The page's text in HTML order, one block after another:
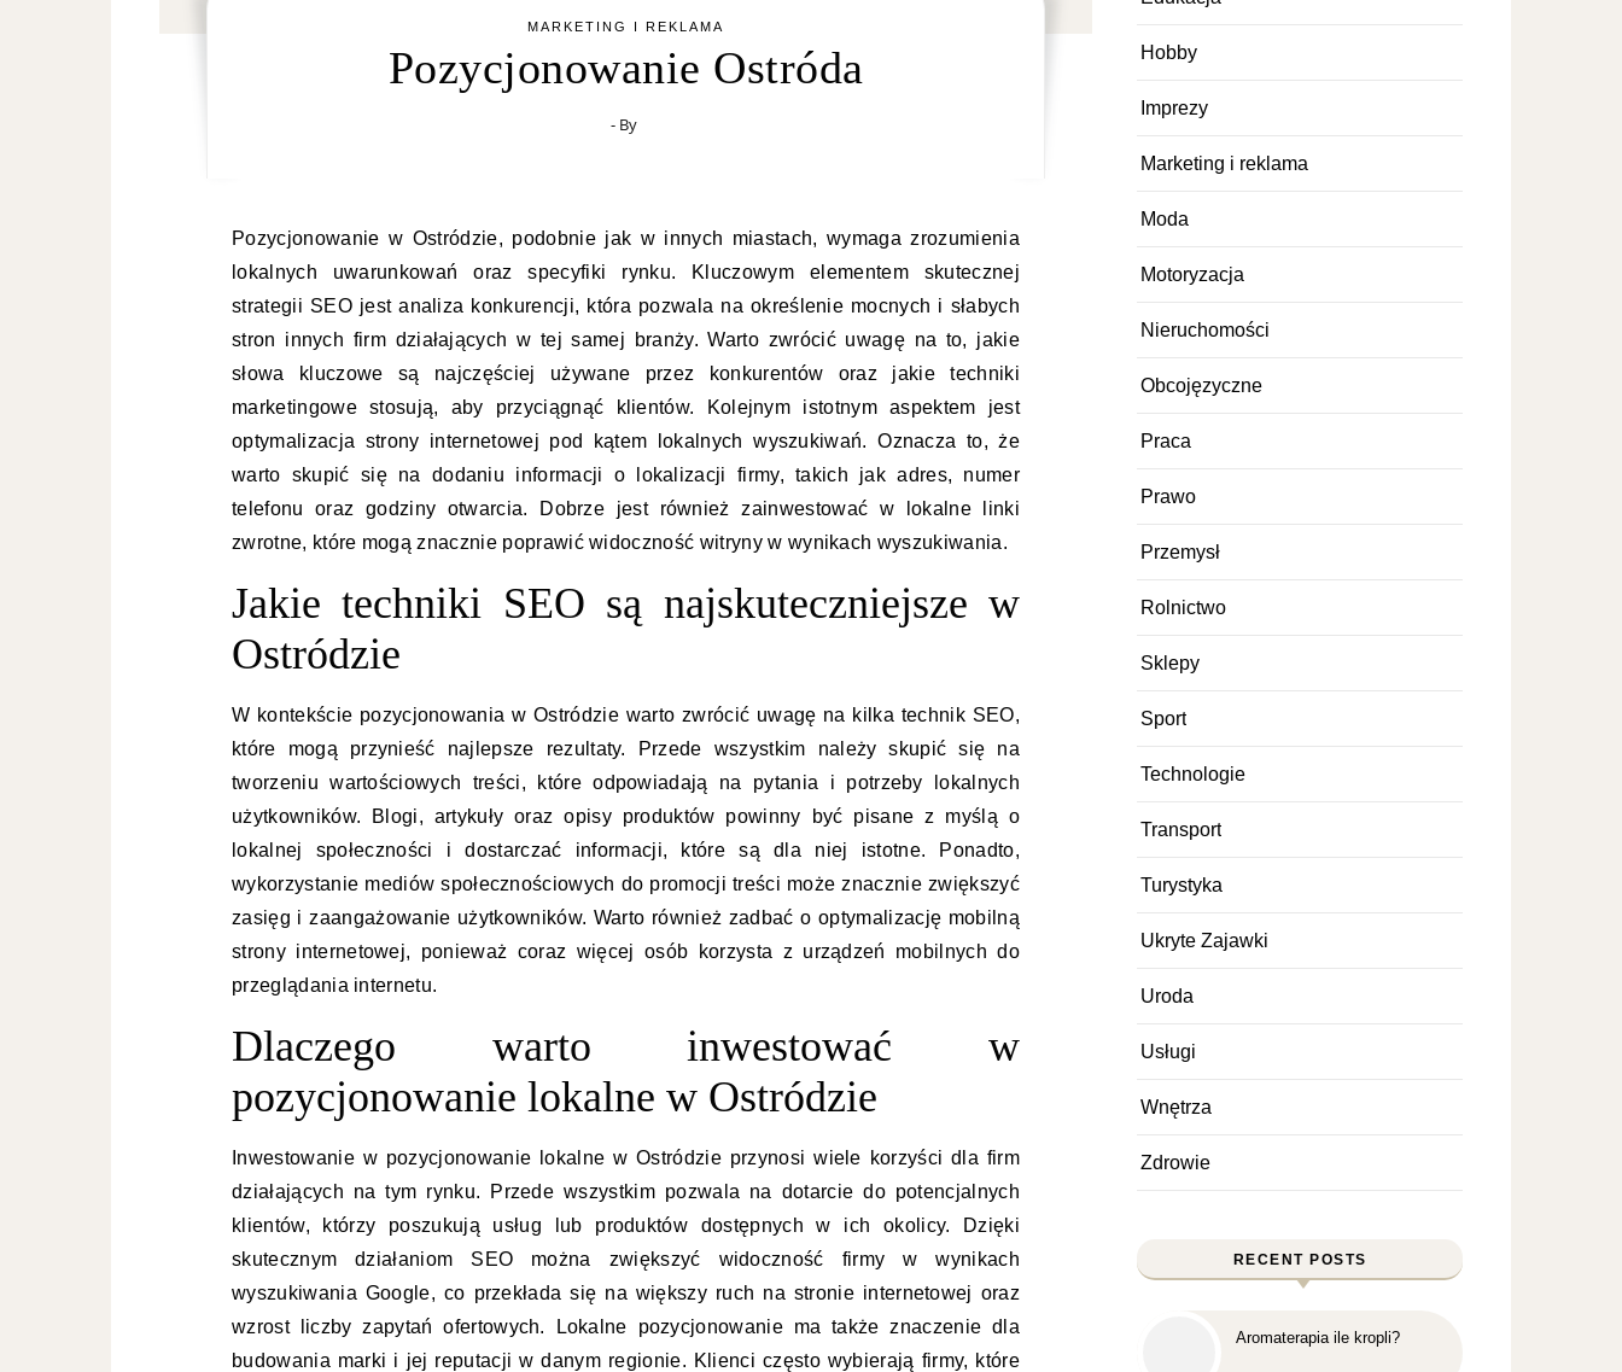
MARKETING I REKLAMA
Pozycjonowanie Ostróda
- By
Pozycjonowanie w Ostródzie, podobnie jak w innych miastach, wymaga zrozumienia
lokalnych uwarunkowań oraz specyfiki rynku. Kluczowym elementem skutecznej
strategii SEO jest analiza konkurencji, która pozwala na określenie mocnych i słabych
stron innych firm działających w tej samej branży. Warto zwrócić uwagę na to, jakie
słowa kluczowe są najczęściej używane przez konkurentów oraz jakie techniki
marketingowe stosują, aby przyciągnąć klientów. Kolejnym istotnym aspektem jest
optymalizacja strony internetowej pod kątem lokalnych wyszukiwań. Oznacza to, że
warto skupić się na dodaniu informacji o lokalizacji firmy, takich jak adres, numer
telefonu oraz godziny otwarcia. Dobrze jest również zainwestować w lokalne linki
zwrotne, które mogą znacznie poprawić widoczność witryny w wynikach wyszukiwania.
Jakie techniki SEO są najskuteczniejsze w
Ostródzie
W kontekście pozycjonowania w Ostródzie warto zwrócić uwagę na kilka technik SEO,
które mogą przynieść najlepsze rezultaty. Przede wszystkim należy skupić się na
tworzeniu wartościowych treści, które odpowiadają na pytania i potrzeby lokalnych
użytkowników. Blogi, artykuły oraz opisy produktów powinny być pisane z myślą o
lokalnej społeczności i dostarczać informacji, które są dla niej istotne. Ponadto,
wykorzystanie mediów społecznościowych do promocji treści może znacznie zwiększyć
zasięg i zaangażowanie użytkowników. Warto również zadbać o optymalizację mobilną
strony internetowej, ponieważ coraz więcej osób korzysta z urządzeń mobilnych do
przeglądania internetu.
Dlaczego warto inwestować w
pozycjonowanie lokalne w Ostródzie
Inwestowanie w pozycjonowanie lokalne w Ostródzie przynosi wiele korzyści dla firm
działających na tym rynku. Przede wszystkim pozwala na dotarcie do potencjalnych
klientów, którzy poszukują usług lub produktów dostępnych w ich okolicy. Dzięki
skutecznym działaniom SEO można zwiększyć widoczność firmy w wynikach
wyszukiwania Google, co przekłada się na większy ruch na stronie internetowej oraz
wzrost liczby zapytań ofertowych. Lokalne pozycjonowanie ma także znaczenie dla
budowania marki i jej reputacji w danym regionie. Klienci często wybierają firmy, które
Hobby
Imprezy
Marketing i reklama
Moda
Motoryzacja
Nieruchomości
Obcojęzyczne
Praca
Prawo
Przemysł
Rolnictwo
Sklepy
Sport
Technologie
Transport
Turystyka
Ukryte Zajawki
Uroda
Usługi
Wnętrza
Zdrowie
RECENT POSTS
Aromaterapia ile kropli?